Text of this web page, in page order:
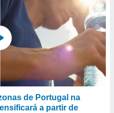
de Portugal na
a partir de